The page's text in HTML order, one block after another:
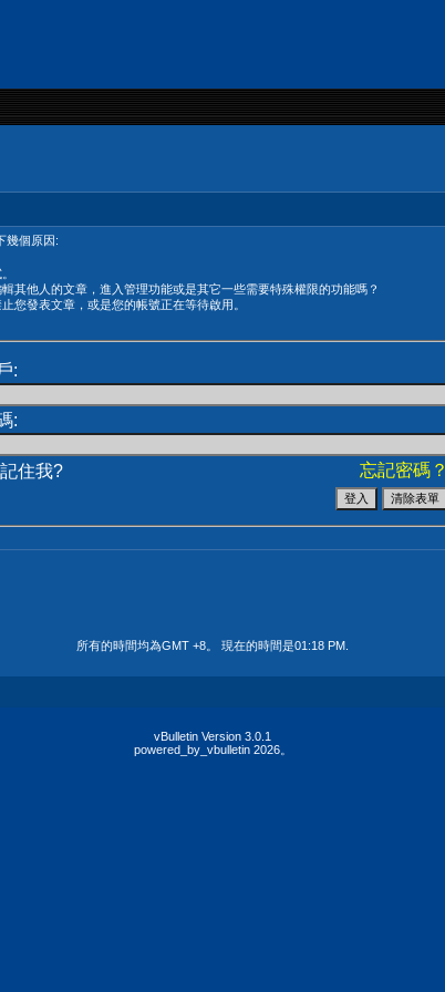
幾個原因:
其他人的文章，進入管理功能或是其它一些需要特殊權限的功能嗎？
您發表文章，或是您的帳號正在等待啟用。
:
:
忘記密碼？
記住我?
所有的時間均為GMT +8。 現在的時間是01:18 PM
vBulletin Version 3.0.1
powered_by_vbulletin 2026。